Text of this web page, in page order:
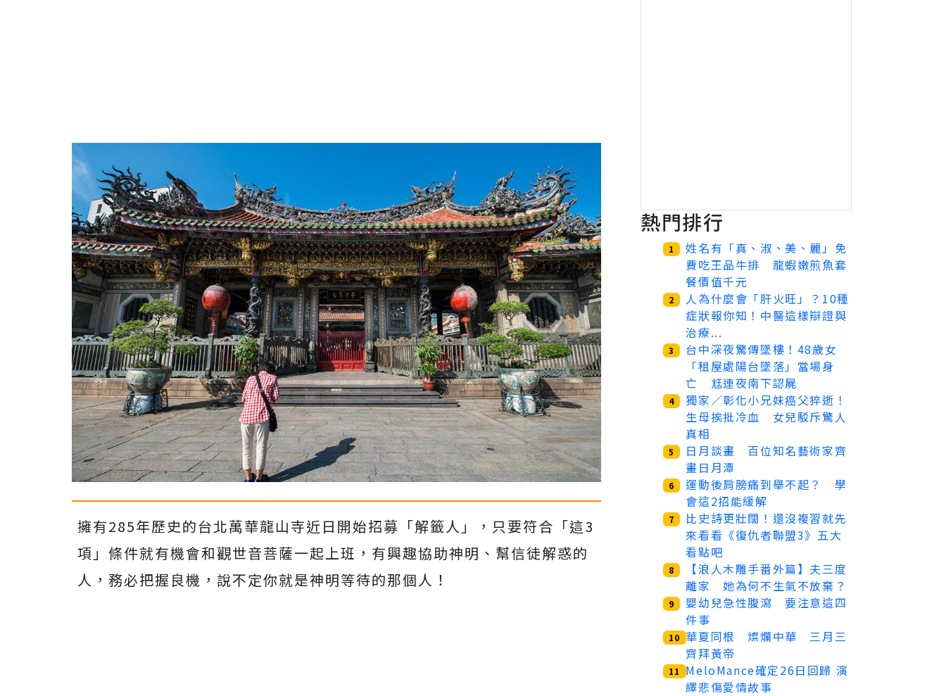
擁有285年歷史的台北萬華龍山寺近日開始招募「解籤人」，只要符合「這3
項」條件就有機會和觀世音菩薩一起上班，有興趣協助神明、幫信徒解惑的
人，務必把握良機，說不定你就是神明等待的那個人！
熱門排行
1
姓名有「真、淑、美、麗」免
費吃王品牛排 龍蝦嫩煎魚套
餐價值千元
2
人為什麼會「肝火旺」？10種
症狀報你知！中醫這樣辯證與
治療...
3
台中深夜驚傳墜樓！48歲女
「租屋處陽台墜落」當場身
亡 尪連夜南下認屍
4
獨家／彰化小兄妹癌父猝逝！
生母挨批冷血 女兒駁斥驚人
真相
5
日月談畫 百位知名藝術家齊
畫日月潭
6
運動後肩膀痛到舉不起？ 學
會這2招能緩解
7
比史詩更壯闊！還沒複習就先
來看看《復仇者聯盟3》五大
看點吧
8
【浪人木雕手番外篇】夫三度
離家 她為何不生氣不放棄？
9
嬰幼兒急性腹瀉 要注意這四
件事
10 華夏同根 燦爛中華 三月三
齊拜黃帝
11
MeloMance確定26日回歸 演
繹悲傷愛情故事